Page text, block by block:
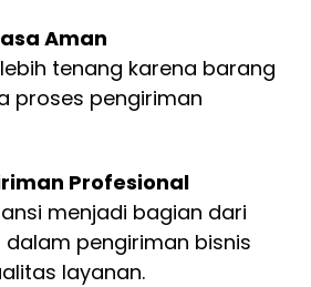
Aman
tenang karena barang
proses pengiriman
Profesional
menjadi bagian dari
pengiriman bisnis
layanan.